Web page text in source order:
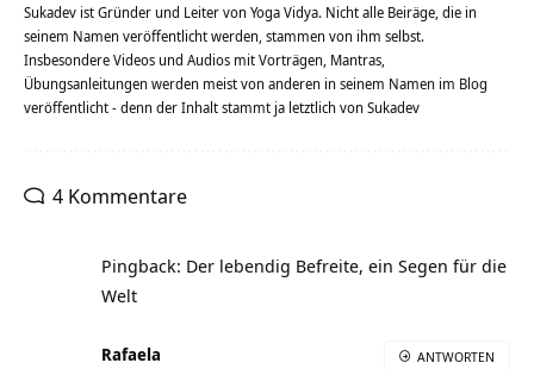
Sukadev ist Gründer und Leiter von Yoga Vidya. Nicht alle Beiräge, die in
seinem Namen veröffentlicht werden, stammen von ihm selbst.
Insbesondere Videos und Audios mit Vorträgen, Mantras,
Übungsanleitungen werden meist von anderen in seinem Namen im Blog
veröffentlicht - denn der Inhalt stammt ja letztlich von Sukadev
4 Kommentare
Pingback: Der lebendig Befreite, ein Segen für die
Welt
Rafaela ANTWORTEN